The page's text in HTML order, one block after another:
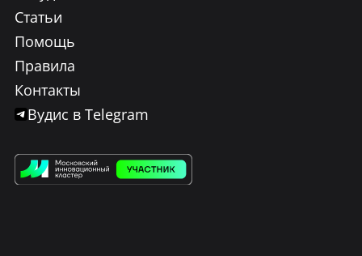
Статьи
Помощь
Правила
Контакты
Вудис в Telegram